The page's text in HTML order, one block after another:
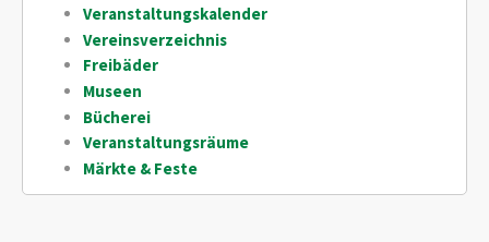
Veranstaltungskalender
Vereinsverzeichnis
Freibäder
Museen
Bücherei
Veranstaltungsräume
Märkte & Feste